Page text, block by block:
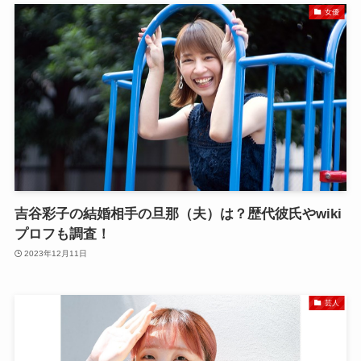
女優
吉谷彩子の結婚相手の旦那（夫）は？歴代彼氏やwiki
プロフも調査！
2023年12月11日
芸人